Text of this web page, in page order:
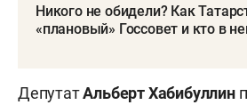
Никого не обидели? Как
«плановый» Госсовет и кто в
ДепутатАльберт Хабибуллин